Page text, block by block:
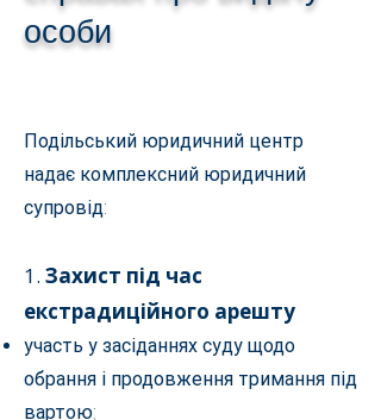
особи
Подільський юридичний центр
надає комплексний юридичний
супровід:
1. Захист під час
екстрадиційного арешту
участь у засіданнях суду щодо
обрання і продовження тримання під
вартою;